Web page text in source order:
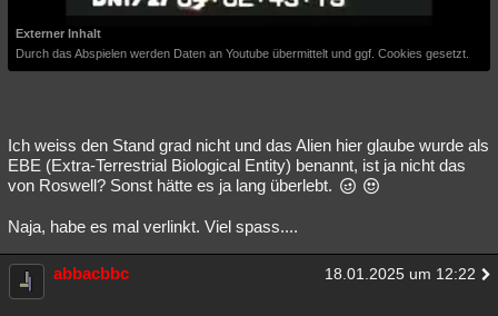
Externer Inhalt
Durch das Abspielen werden Daten an Youtube übermittelt und ggf. Cookies gesetzt.
Ich weiss den Stand grad nicht und das Alien hier glaube wurde als
EBE (Extra-Terrestrial Biological Entity) benannt, ist ja nicht das
von Roswell? Sonst hätte es ja lang überlebt.
Naja, habe es mal verlinkt. Viel spass....
abbacbbc 18.01.2025 um 12:22